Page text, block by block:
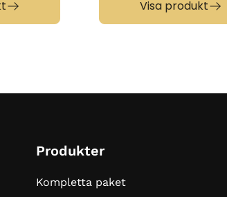
Visa produkt
Produkter
Kompletta paket